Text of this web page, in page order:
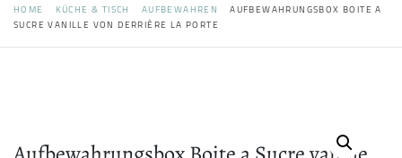
HOME KÜCHE & TISCH AUFBEWAHREN
AUFBEWAHRUNGSBOX BOITE A
SUCRE VANILLE VON DERRIÈRE LA PORTE